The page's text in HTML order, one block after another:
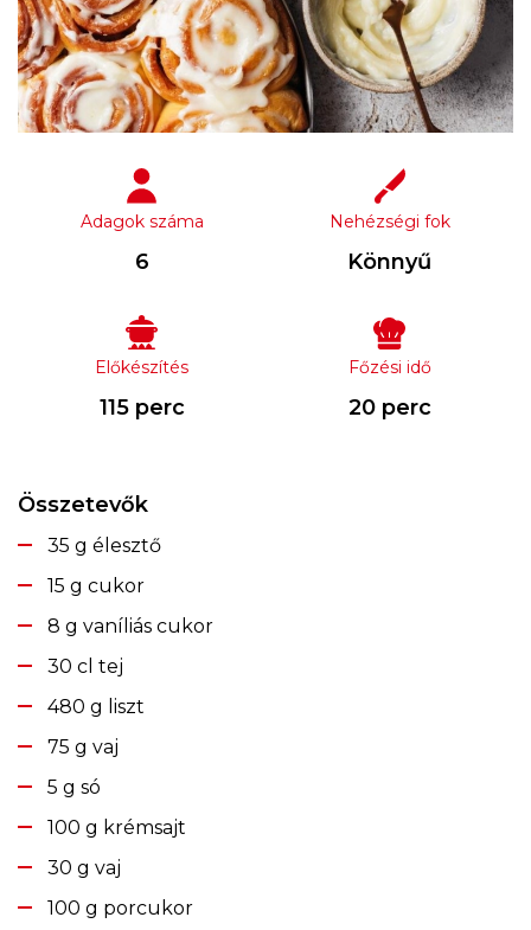
Adagok száma
6
Nehézségi fok
Könnyű
Előkészítés
115 perc
Főzési idő
20 perc
Összetevők
35 g élesztő
15 g cukor
8 g vaníliás cukor
30 cl tej
480 g liszt
75 g vaj
5 g só
100 g krémsajt
30 g vaj
100 g porcukor